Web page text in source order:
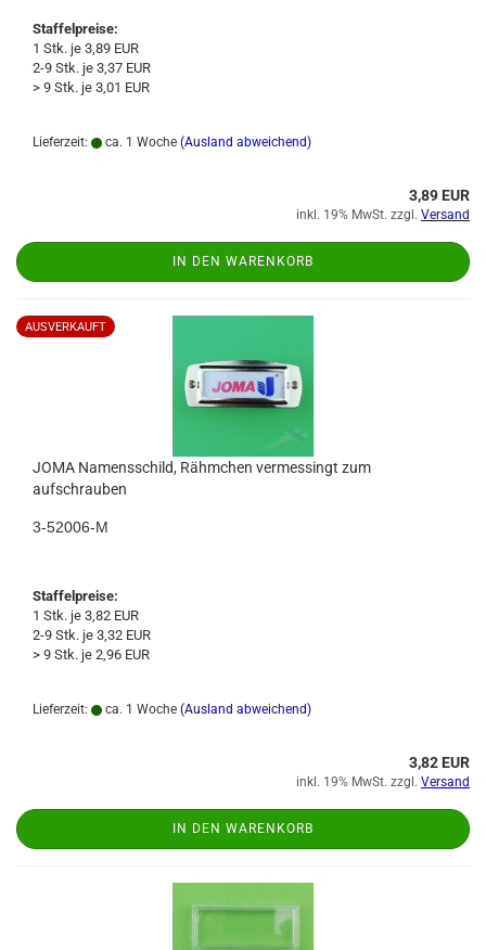
Staffelpreise:
1 Stk. je 3,89 EUR
2-9 Stk. je 3,37 EUR
> 9 Stk. je 3,01 EUR
Lieferzeit: ca. 1 Woche (Ausland abweichend)
3,89 EUR
inkl. 19% MwSt. zzgl. Versand
IN DEN WARENKORB
AUSVERKAUFT
JOMA Namensschild, Rähmchen vermessingt zum
aufschrauben
3-52006-M
Staffelpreise:
1 Stk. je 3,82 EUR
2-9 Stk. je 3,32 EUR
> 9 Stk. je 2,96 EUR
Lieferzeit: ca. 1 Woche (Ausland abweichend)
3,82 EUR
inkl. 19% MwSt. zzgl. Versand
IN DEN WARENKORB